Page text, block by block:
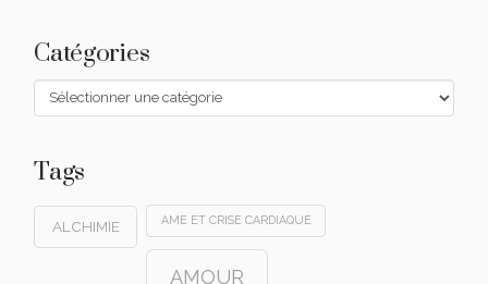
Catégories
Catégories
Tags
ALCHIMIE AME ET CRISE CARDIAQUE
AMOUR